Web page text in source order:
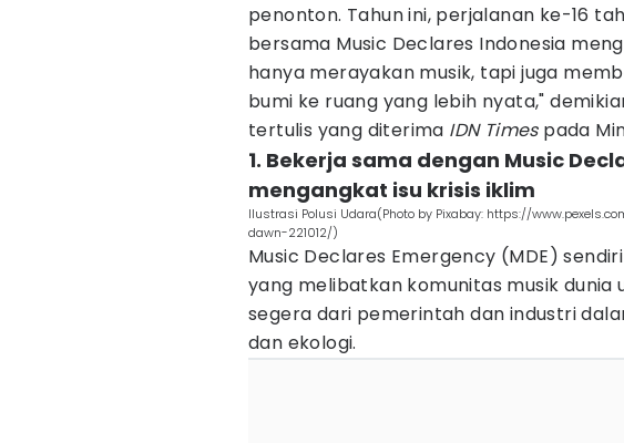
penonton. Tahun ini, perjalanan ke-16
bersama Music Declares Indonesia
hanya merayakan musik, tapi juga
bumi ke ruang yang lebih nyata,"
tertulis yang diterima IDN Times pada
1. Bekerja sama dengan Music
mengangkat isu krisis iklim
Ilustrasi Polusi Udara(Photo by Pixabay: https://
dawn-221012/)
Music Declares Emergency (MDE)
yang melibatkan komunitas musik
segera dari pemerintah dan industri
dan ekologi.